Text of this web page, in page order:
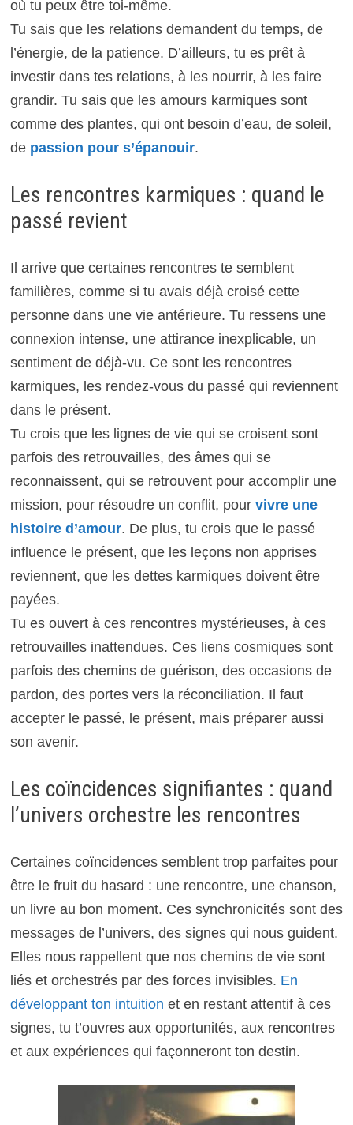
où tu peux être toi-même.
Tu sais que les relations demandent du temps, de
l’énergie, de la patience. D’ailleurs, tu es prêt à
investir dans tes relations, à les nourrir, à les faire
grandir. Tu sais que les amours karmiques sont
comme des plantes, qui ont besoin d’eau, de soleil,
de passion pour s’épanouir.
Les rencontres karmiques : quand le
passé revient
Il arrive que certaines rencontres te semblent
familières, comme si tu avais déjà croisé cette
personne dans une vie antérieure. Tu ressens une
connexion intense, une attirance inexplicable, un
sentiment de déjà-vu. Ce sont les rencontres
karmiques, les rendez-vous du passé qui reviennent
dans le présent.
Tu crois que les lignes de vie qui se croisent sont
parfois des retrouvailles, des âmes qui se
reconnaissent, qui se retrouvent pour accomplir une
mission, pour résoudre un conflit, pour vivre une
histoire d’amour. De plus, tu crois que le passé
influence le présent, que les leçons non apprises
reviennent, que les dettes karmiques doivent être
payées.
Tu es ouvert à ces rencontres mystérieuses, à ces
retrouvailles inattendues. Ces liens cosmiques sont
parfois des chemins de guérison, des occasions de
pardon, des portes vers la réconciliation. Il faut
accepter le passé, le présent, mais préparer aussi
son avenir.
Les coïncidences signifiantes : quand
l’univers orchestre les rencontres
Certaines coïncidences semblent trop parfaites pour
être le fruit du hasard : une rencontre, une chanson,
un livre au bon moment. Ces synchronicités sont des
messages de l’univers, des signes qui nous guident.
Elles nous rappellent que nos chemins de vie sont
liés et orchestrés par des forces invisibles. En
développant ton intuition et en restant attentif à ces
signes, tu t’ouvres aux opportunités, aux rencontres
et aux expériences qui façonneront ton destin.